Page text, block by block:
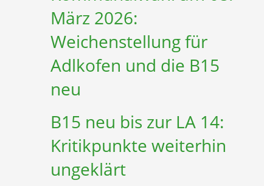
März 2026:
Weichenstellung für
Adlkofen und die B15
neu
B15 neu bis zur LA 14:
Kritikpunkte weiterhin
ungeklärt